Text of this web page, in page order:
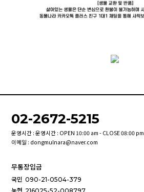
02-2672-5215
운영시간 : 운영시간 : OPEN 10:00 am - CLOSE 08:00 pm
이메일 : dongmulnara@naver.com
무통장입금
국민 090-21-0504-379
농협